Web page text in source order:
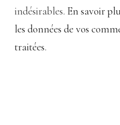
indésirables. En savoir
les données de vos
traitées.